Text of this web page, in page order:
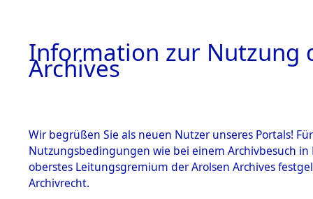
Information zur Nutzung
Archives
Wir begrüßen Sie als neuen Nutzer unseres Portals!
Nutzungsbedingungen wie bei einem Archivbesuch
oberstes Leitungsgremium der Arolsen Archives
Archivrecht.